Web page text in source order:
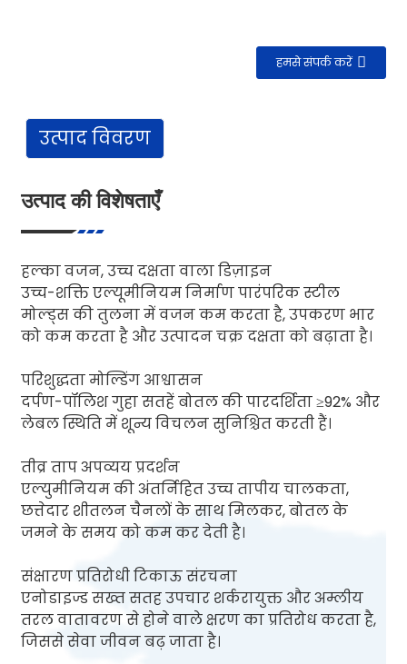
हमसे संपर्क करें
उत्पाद विवरण
उत्पाद की विशेषताएँ
हल्का वजन, उच्च दक्षता वाला डिज़ाइन
उच्च-शक्ति एल्यूमीनियम निर्माण पारंपरिक स्टील
मोल्ड्स की तुलना में वजन कम करता है, उपकरण भार
को कम करता है और उत्पादन चक्र दक्षता को बढ़ाता है।
परिशुद्धता मोल्डिंग आश्वासन
दर्पण-पॉलिश गुहा सतहें बोतल की पारदर्शिता ≥92% और
लेबल स्थिति में शून्य विचलन सुनिश्चित करती हैं।
तीव्र ताप अपव्यय प्रदर्शन
एल्युमीनियम की अंतर्निहित उच्च तापीय चालकता,
छत्तेदार शीतलन चैनलों के साथ मिलकर, बोतल के
जमने के समय को कम कर देती है।
संक्षारण प्रतिरोधी टिकाऊ संरचना
एनोडाइज्ड सख्त सतह उपचार शर्करायुक्त और अम्लीय
तरल वातावरण से होने वाले क्षरण का प्रतिरोध करता है,
जिससे सेवा जीवन बढ़ जाता है।